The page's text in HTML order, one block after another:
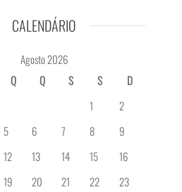
CALENDÁRIO
Agosto 2026
Q Q S S
D
1
2
5 6 7 8
9
12 13 14 15
16
19 20 21 22
23